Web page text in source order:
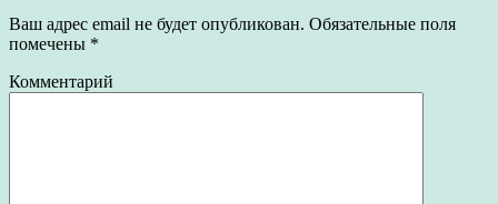
Ваш адрес email не будет опубликован. Обязательные поля
помечены *
Комментарий